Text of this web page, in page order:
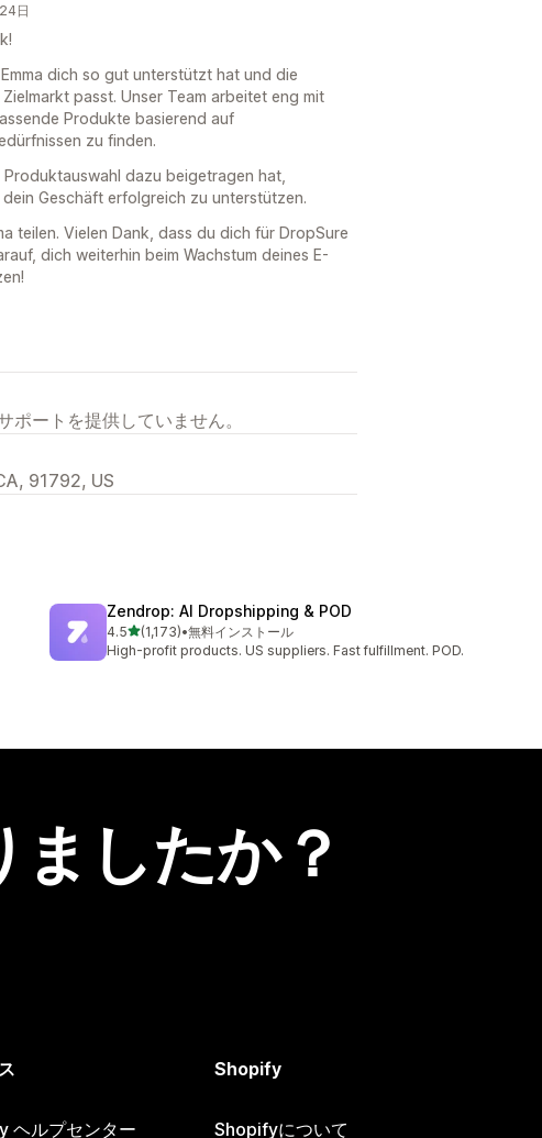
日
dich so gut unterstützt hat und die
passt. Unser Team arbeitet eng mit
Produkte basierend auf
zu finden.
dazu beigetragen hat,
Geschäft erfolgreich zu unterstützen.
teilen. Vielen Dank, dass du dich für DropSure
dich weiterhin beim Wachstum deines E-
ポートを提供していません。
91792, US
Zendrop: AI Dropshipping & POD
4.55つ星中
(1,173)
合計レビュー数：1173件
•無料インストール
High-profit products. US suppliers. Fast fulfillment. POD.
したか？
ヘルプセンター
Shopify
Shopifyについて